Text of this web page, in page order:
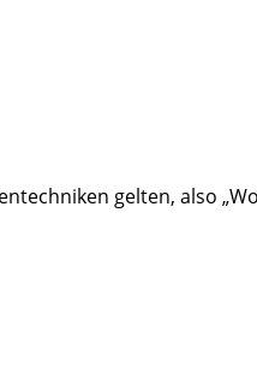
gelten, also